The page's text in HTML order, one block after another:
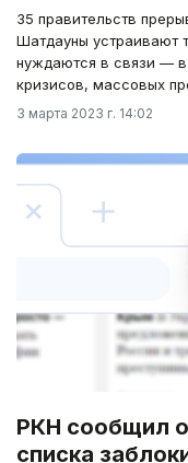
35 правительств
Шатдауны устраивают
нуждаются в связи —
кризисов, массовых
3 марта 2023 г. 14:02
РКН сообщил
списка